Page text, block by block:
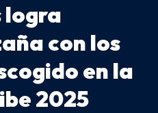
logra
con los
en la
2025